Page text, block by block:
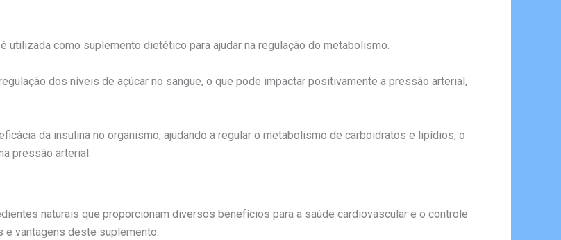
utilizada como suplemento dietético para ajudar na regulação do metabolismo.
dos níveis de açúcar no sangue, o que pode impactar positivamente a pressão arterial,
da insulina no organismo, ajudando a regular o metabolismo de carboidratos e lipídios, o
pressão arterial.
naturais que proporcionam diversos benefícios para a saúde cardiovascular e o controle
vantagens deste suplemento: